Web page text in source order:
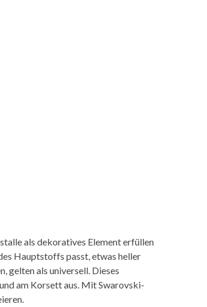
als dekoratives Element erfüllen
Hauptstoffs passt, etwas heller
gelten als universell. Dieses
am Korsett aus. Mit Swarovski-